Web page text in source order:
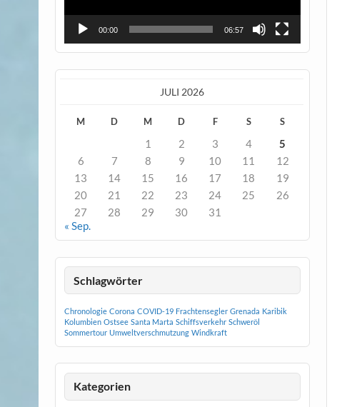
00:00 06:57
JULI 2026
M D M D F S S
1 2 3 4
5
6
7 8 9 10 11
12
13
14 15 16 17 18
19
20
21 22 23 24 25
26
27
28 29 30
31
« Sep.
Schlagwörter
Chronologie Corona COVID-19 Frachtensegler Grenada Karibik
Kolumbien Ostsee Santa Marta Schiffsverkehr Schweröl
Sommertour Umweltverschmutzung Windkraft
Kategorien